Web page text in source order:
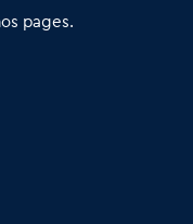
Petitscommerces : Un
pages.